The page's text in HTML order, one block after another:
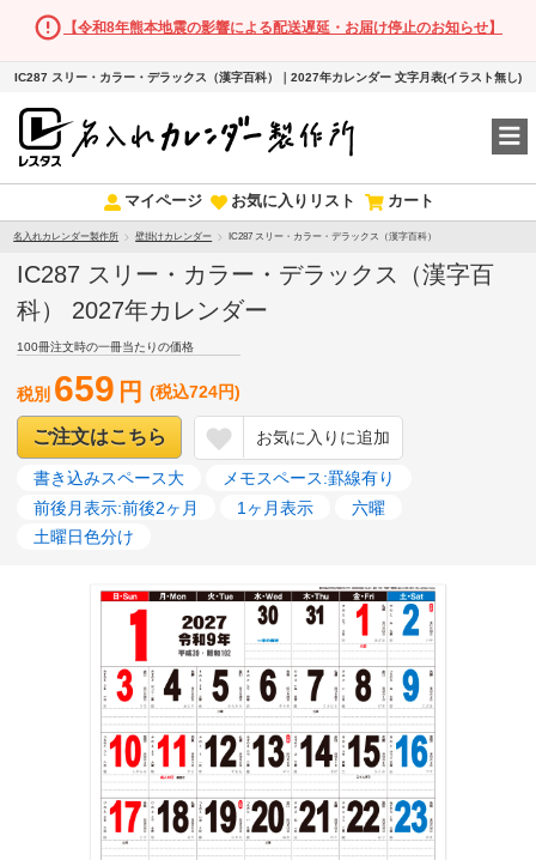
【令和8年熊本地震の影響による配送遅延・お届け停止のお知らせ】
IC287 スリー・カラー・デラックス（漢字百科）｜2027年カレンダー 文字月表(イラスト無し)
マイページ お気に入りリスト カート
名入れカレンダー製作所 壁掛けカレンダー IC287 スリー・カラー・デラックス（漢字百科）
IC287 スリー・カラー・デラックス（漢字百
科） 2027年カレンダー
100冊注文時の一冊当たりの価格
税別 659 円 (税込724円)
ご注文はこちら お気に入りに追加
書き込みスペース大
メモスペース:罫線有り
前後月表示:前後2ヶ月
1ヶ月表示
六曜
土曜日色分け